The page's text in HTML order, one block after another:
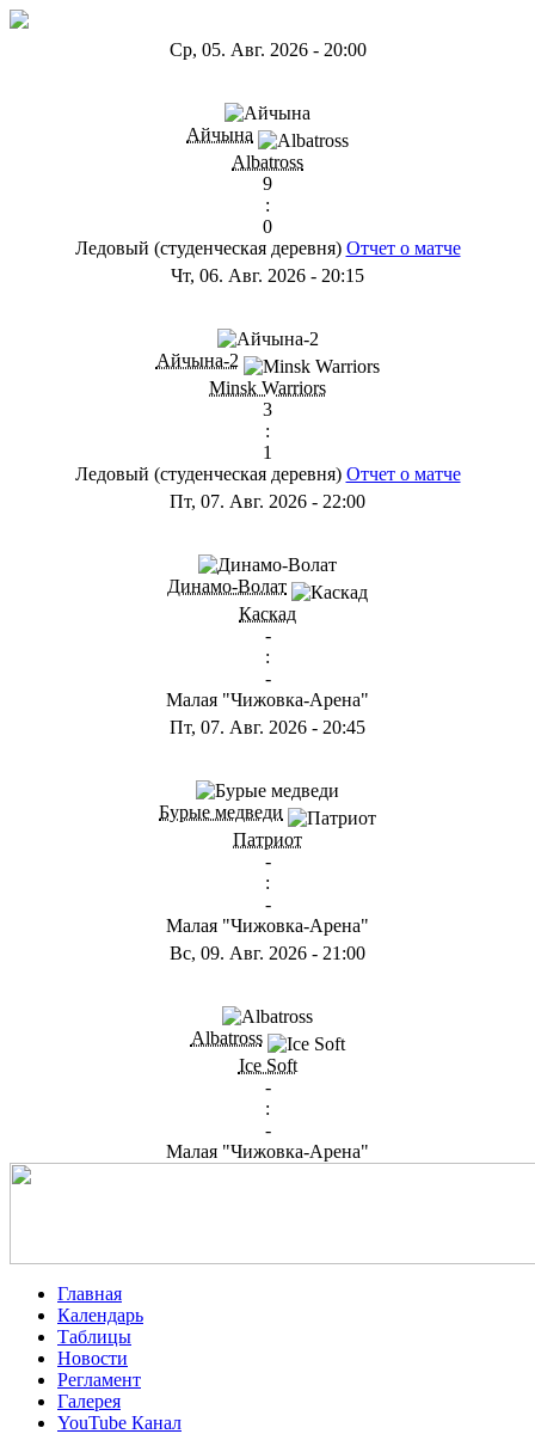
Ср, 05. Авг. 2026- 20:00
Айчына
Albatross
9
:
0
Ледовый (студенческая деревня) Отчет о матче
Чт, 06. Авг. 2026 - 20:15
Айчына-2
Minsk Warriors
3
:
1
Ледовый (студенческая деревня) Отчет о матче
Пт, 07. Авг. 2026 - 22:00
Динамо-Волат
Каскад
-
:
-
Малая "Чижовка-Арена"
Пт, 07. Авг. 2026 - 20:45
Бурые медведи
Патриот
-
:
-
Малая "Чижовка-Арена"
Вс, 09. Авг. 2026 - 21:00
Albatross
Ice Soft
-
:
-
Малая "Чижовка-Арена"
Главная
Календарь
Таблицы
Новости
Регламент
Галерея
YouTube Канал